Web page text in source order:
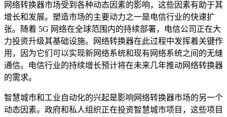
网络转换器市场受到各种动态因素的影响，这些因素有助于其
增长和发展。塑造市场的主要动力之一是电信行业的快速扩
张。随着 5G 网络在全球范围内的持续部署，电信公司正在大
力投资升级其基础设施。网络转换器在此过程中发挥着关键作
用，因为它们可以实现新网络系统和现有网络系统之间的无缝
通信。电信行业的持续增长预计将在未来几年推动网络转换器
的需求。
智慧城市和工业自动化的兴起是影响网络转换器市场的另一个
动态因素。政府和私人组织正在投资智慧城市项目，这些项目